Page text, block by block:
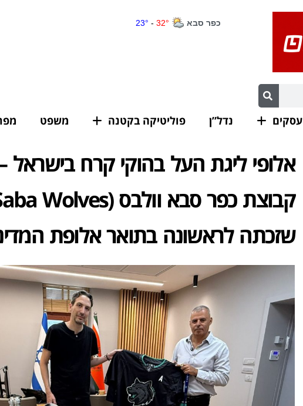
עסקים נדל”ן פוליטיקה בקטנה משפט
אלופי ליגת העל בהוקי קרח בישראל
שזכתה לראשונה בתואר אלופת